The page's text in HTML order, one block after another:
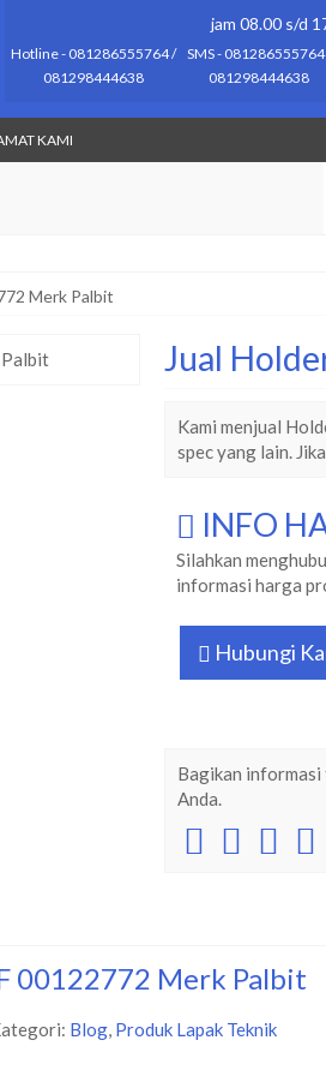
jam 08.00 s/d
Hotline - 081286555764 /
081298444638
SMS -
081298444638
KAMI
Merk Palbit
Jual
Kami menjual
spec yang lain.
INFO
Silahkan
informasi harga
Hubungi
Bagikan
Anda.
00122772 Merk Palbit
Blog, Produk Lapak Teknik